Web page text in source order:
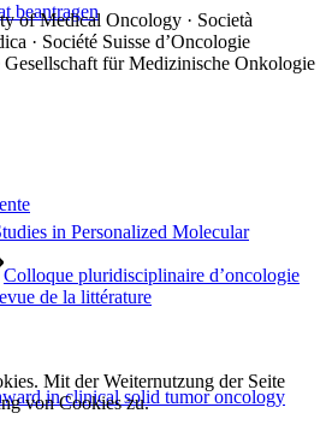
beantragen
in clinical solid tumor oncology
of Medical Oncology · Società
· Société Suisse d’Oncologie
Gesellschaft für Medizinische Onkologie
in Personalized Molecular
Colloque pluridisciplinaire d’oncologie
de la littérature
Mit der Weiternutzung der Seite
von Cookies zu.